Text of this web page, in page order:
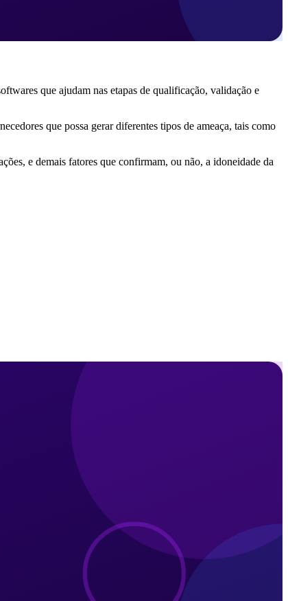
que ajudam nas etapas de qualificação, validação e
que possa gerar diferentes tipos de ameaça, tais como
e demais fatores que confirmam, ou não, a idoneidade da